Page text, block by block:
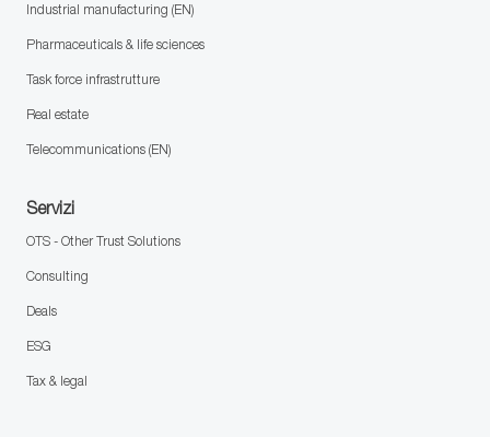
Industrial manufacturing (EN)
Pharmaceuticals & life sciences
Task force infrastrutture
Real estate
Telecommunications (EN)
Servizi
OTS - Other Trust Solutions
Consulting
Deals
ESG
Tax & legal